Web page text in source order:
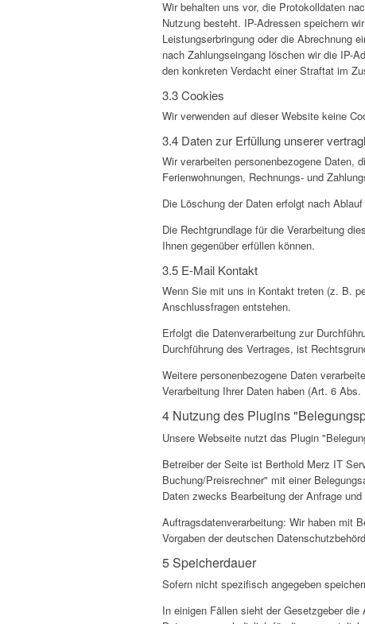
Wir behalten uns vor, die Protokolldaten
Nutzung besteht. IP-Adressen speichern
Leistungserbringung oder die Abrechnung
nach Zahlungseingang löschen wir die IP-
den konkreten Verdacht einer Straftat im
3.3 Cookies
Wir verwenden auf dieser Website keine
3.4 Daten zur Erfüllung unserer
Wir verarbeiten personenbezogene Daten,
Ferienwohnungen, Rechnungs- und
Die Löschung der Daten erfolgt nach
Die Rechtgrundlage für die Verarbeitung
Ihnen gegenüber erfüllen können.
3.5 E-Mail Kontakt
Wenn Sie mit uns in Kontakt treten (z. B.
Anschlussfragen entstehen.
Erfolgt die Datenverarbeitung zur
Durchführung des Vertrages, ist
Weitere personenbezogene Daten
Verarbeitung Ihrer Daten haben (Art. 6
4 Nutzung des Plugins
Unsere Webseite nutzt das Plugin
Betreiber der Seite ist Berthold Merz IT
Buchung/Preisrechner" mit einer
Daten zwecks Bearbeitung der Anfrage
Auftragsdatenverarbeitung: Wir haben mit
Vorgaben der deutschen
5 Speicherdauer
Sofern nicht spezifisch angegeben
In einigen Fällen sieht der Gesetzgeber